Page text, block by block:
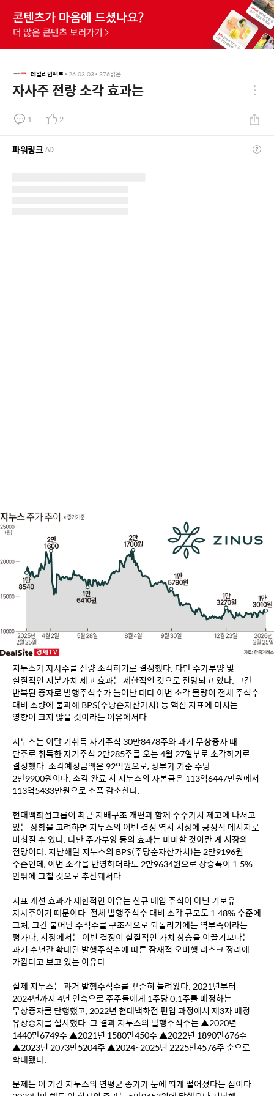
데일리임팩트 • 26.03.03• 376읽음
자사주 전량 소각 효과는
1 2
파워링크AD
지누스가 자사주를 전량 소각하기로 결정했다. 다만 주가부양 및
실질적인 지분가치 제고 효과는 제한적일 것으로 전망되고 있다. 그간
반복된 증자로 발행주식수가 늘어난 데다 이번 소각 물량이 전체 주식수
대비 소량에 불과해 BPS(주당순자산가치) 등 핵심 지표에 미치는
영향이 크지 않을 것이라는 이유에서다.
지누스는 이달 기취득 자기주식 30만8478주와 과거 무상증자 때
단주로 취득한 자기주식 2만285주를 오는 4월 27일부로 소각하기로
결정했다. 소각예정금액은 92억원으로, 장부가 기준 주당
2만9900원이다. 소각 완료 시 지누스의 자본금은 113억6447만원에서
113억5433만원으로 소폭 감소한다.
현대백화점그룹이 최근 지배구조 개편과 함께 주주가치 제고에 나서고
있는 상황을 고려하면 지누스의 이번 결정 역시 시장에 긍정적 메시지로
비춰질 수 있다. 다만 주가부양 등의 효과는 미미할 것이란 게 시장의
전망이다. 지난해말 지누스의 BPS(주당순자산가치)는 2만9196원
수준인데, 이번 소각을 반영하더라도 2만9634원으로 상승폭이 1.5%
안팎에 그칠 것으로 추산돼서다.
지표 개선 효과가 제한적인 이유는 신규 매입 주식이 아닌 기보유
자사주이기 때문이다. 전체 발행주식수 대비 소각 규모도 1.48% 수준에
그쳐, 그간 불어난 주식수를 구조적으로 되돌리기에는 역부족이라는
평가다. 시장에서는 이번 결정이 실질적인 가치 상승을 이끌기보다는
과거 수년간 확대된 발행주식수에 따른 잠재적 오버행 리스크 정리에
가깝다고 보고 있는 이유다.
실제 지누스는 과거 발행주식수를 꾸준히 늘려왔다. 2021년부터
2024년까지 4년 연속으로 주주들에게 1주당 0.1주를 배정하는
무상증자를 단행했고, 2022년 현대백화점 편입 과정에서 제3자 배정
유상증자를 실시했다. 그 결과 지누스의 발행주식수는 ▲2020년
1440만6749주 ▲2021년 1580만450주 ▲2022년 1890만676주
▲2023년 2073만5204주 ▲2024~2025년 2225만4576주 순으로
확대됐다.
문제는 이 기간 지누스의 연평균 종가가 눈에 띄게 떨어졌다는 점이다.